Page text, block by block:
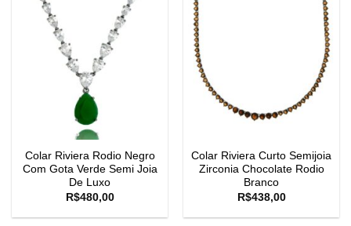
Colar Riviera Rodio Negro
Com Gota Verde Semi Joia
De Luxo
R$480,00
Colar Riviera Curto Semijoia
Zirconia Chocolate Rodio
Branco
R$438,00